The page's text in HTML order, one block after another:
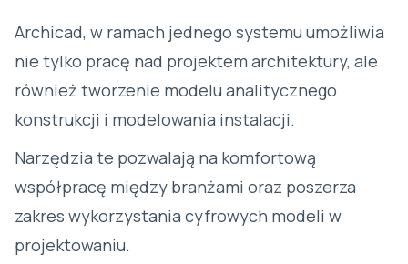
Archicad, w ramach jednego systemu umożliwia
nie tylko pracę nad projektem architektury, ale
również tworzenie modelu analitycznego
konstrukcji i modelowania instalacji.
Narzędzia te pozwalają na komfortową
współpracę między branżami oraz poszerza
zakres wykorzystania cyfrowych modeli w
projektowaniu.